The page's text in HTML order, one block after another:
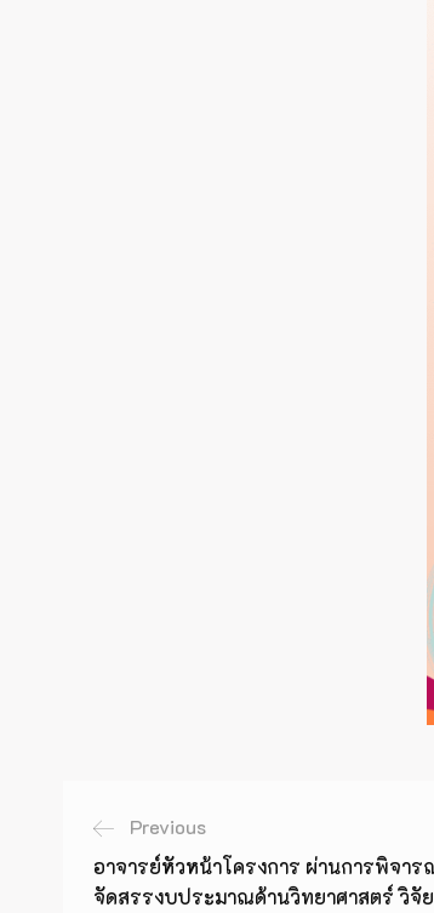
Previous
อาจารย์หัวหน้าโครงการ ผ่านการพิจา
จัดสรรงบประมาณด้านวิทยาศาสตร์ วิจั